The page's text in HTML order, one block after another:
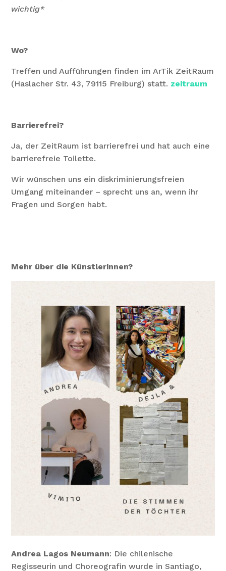
wichtig*
Wo?
Treffen und Aufführungen finden im ArTik ZeitRaum
(Haslacher Str. 43, 79115 Freiburg) statt. zeitraum
Barrierefrei?
Ja, der ZeitRaum ist barrierefrei und hat auch eine
barrierefreie Toilette.
Wir wünschen uns ein diskriminierungsfreien
Umgang miteinander – sprecht uns an, wenn ihr
Fragen und Sorgen habt.
Mehr über die Künstlerinnen?
Andrea Lagos Neumann: Die chilenische
Regisseurin und Choreografin wurde in Santiago,